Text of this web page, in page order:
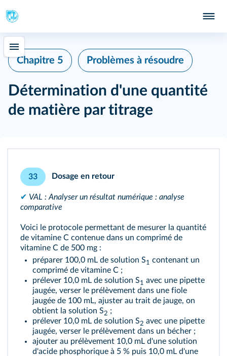
Chapitre 5 Problèmes à résoudre
Détermination d'une quantité
de matière par titrage
33 Dosage en retour
✔ VAL : Analyser un résultat numérique : analyse
comparative
Voici le protocole permettant de mesurer la quantité
de vitamine C contenue dans un comprimé de
vitamine C de 500 mg :
préparer 100,0 mL de solution S1 contenant un
comprimé de vitamine C ;
prélever 10,0 mL de solution S1 avec une pipette
jaugée, verser le prélèvement dans une fiole
jaugée de 100 mL, ajuster au trait de jauge, on
obtient la solution S2 ;
prélever 10,0 mL de solution S2 avec une pipette
jaugée, verser le prélèvement dans un bécher ;
ajouter au prélèvement 10,0 mL d'une solution
d'acide phosphorique à 5 % puis 10,0 mL d'une